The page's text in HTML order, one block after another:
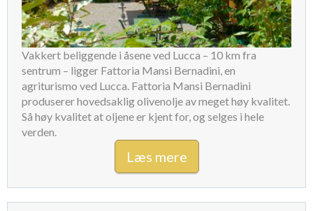
Vakkert beliggende i åsene ved Lucca – 10 km fra
sentrum – ligger Fattoria Mansi Bernadini, en
agriturismo ved Lucca. Fattoria Mansi Bernadini
produserer hovedsaklig olivenolje av meget høy kvalitet.
Så høy kvalitet at oljene er kjent for, og selges i hele
verden.
Læs mere